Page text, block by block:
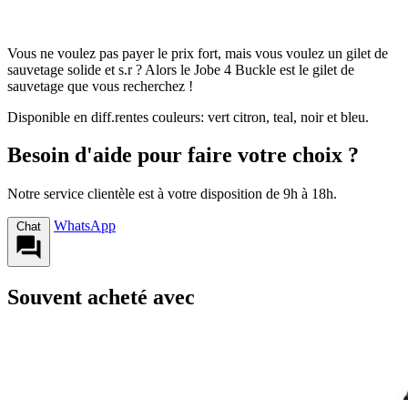
Vous ne voulez pas payer le prix fort, mais vous voulez un gilet de
sauvetage solide et s.r ? Alors le Jobe 4 Buckle est le gilet de
sauvetage que vous recherchez !
Disponible en diff.rentes couleurs: vert citron, teal, noir et bleu.
Besoin d'aide pour faire votre choix ?
Notre service clientèle est à votre disposition de 9h à 18h.
Chat WhatsApp
Souvent acheté avec